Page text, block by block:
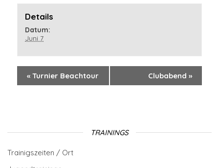
Details
Datum:
Juni 7
« Turnier Beachtour Clubabend »
TRAININGS
Trainigszeiten / Ort